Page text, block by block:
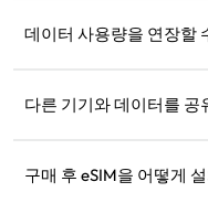
치 후 인터넷에 연결하는
데이터 사용량을 연장할
활성화됩니다.
다른 기기와 데이터를 공
휴대폰에서와 동일합니
구매 후 eSIM을 어떻게